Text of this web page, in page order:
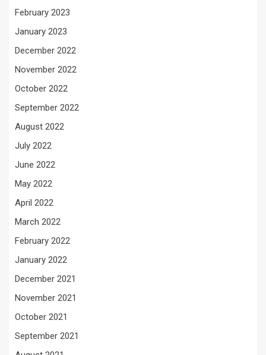
February 2023
January 2023
December 2022
November 2022
October 2022
September 2022
August 2022
July 2022
June 2022
May 2022
April 2022
March 2022
February 2022
January 2022
December 2021
November 2021
October 2021
September 2021